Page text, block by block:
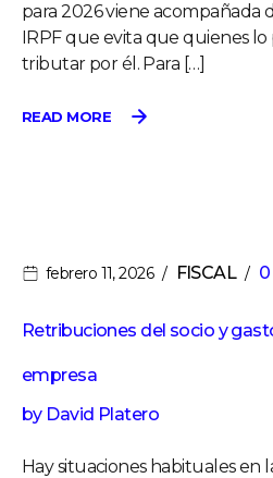
para 2026 viene acompañada
IRPF que evita que quienes
tributar por él. Para […]
READ MORE
febrero 11, 2026 FISCAL
Retribuciones del socio y
empresa
by David Platero
Hay situaciones habituales en